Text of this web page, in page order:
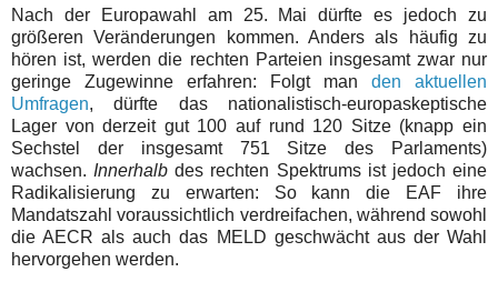
Nach der Europawahl am 25. Mai dürfte es jedoch zu
größeren Veränderungen kommen. Anders als häufig zu
hören ist, werden die rechten Parteien insgesamt zwar nur
geringe Zugewinne erfahren: Folgt man den aktuellen
Umfragen, dürfte das nationalistisch-europaskeptische
Lager von derzeit gut 100 auf rund 120 Sitze (knapp ein
Sechstel der insgesamt 751 Sitze des Parlaments)
wachsen. Innerhalb des rechten Spektrums ist jedoch eine
Radikalisierung zu erwarten: So kann die EAF ihre
Mandatszahl voraussichtlich verdreifachen, während sowohl
die AECR als auch das MELD geschwächt aus der Wahl
hervorgehen werden.